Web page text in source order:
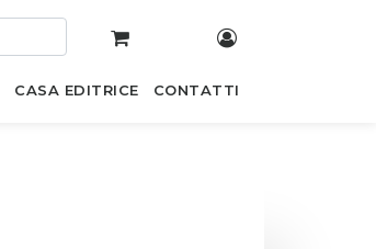
CASA EDITRICE CONTATTI